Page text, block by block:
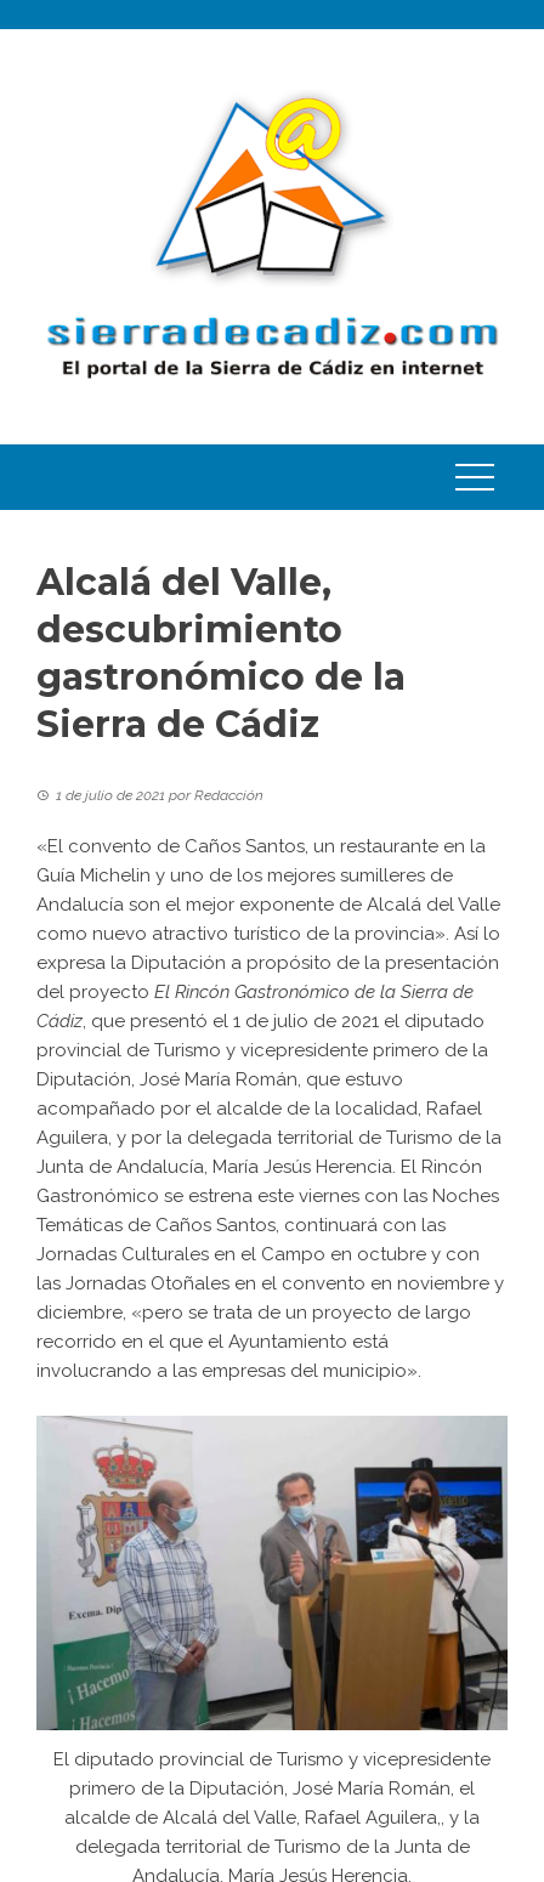
Alcalá del Valle,
descubrimiento
gastronómico de la
Sierra de Cádiz
1 de julio de 2021 porRedacción
«El convento de Caños Santos, un restaurante en la
Guía Michelin y uno de los mejores sumilleres de
Andalucía son el mejor exponente de Alcalá del Valle
como nuevo atractivo turístico de la provincia». Así lo
expresa la Diputación a propósito de la presentación
del proyecto El Rincón Gastronómico de la Sierra de
Cádiz, que presentó el 1 de julio de 2021 el diputado
provincial de Turismo y vicepresidente primero de la
Diputación, José María Román, que estuvo
acompañado por el alcalde de la localidad, Rafael
Aguilera, y por la delegada territorial de Turismo de la
Junta de Andalucía, María Jesús Herencia. El Rincón
Gastronómico se estrena este viernes con las Noches
Temáticas de Caños Santos, continuará con las
Jornadas Culturales en el Campo en octubre y con
las Jornadas Otoñales en el convento en noviembre y
diciembre, «pero se trata de un proyecto de largo
recorrido en el que el Ayuntamiento está
involucrando a las empresas del municipio».
El diputado provincial de Turismo y vicepresidente
primero de la Diputación, José María Román, el
alcalde de Alcalá del Valle, Rafael Aguilera,, y la
delegada territorial de Turismo de la Junta de
Andalucía, María Jesús Herencia.